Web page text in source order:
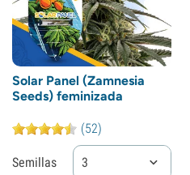
Solar Panel (Zamnesia
Seeds) feminizada
(52)
Semillas 3